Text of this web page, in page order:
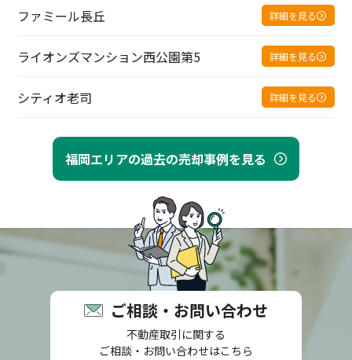
福岡エリアの過去の売却事例を見る
ファミール長丘 詳細を見る
ライオンズマンション西公園第5 詳細を見る
シティオ老司 詳細を見る
ご相談・お問い合わせ
不動産取引に関する
ご相談・お問い合わせはこちら